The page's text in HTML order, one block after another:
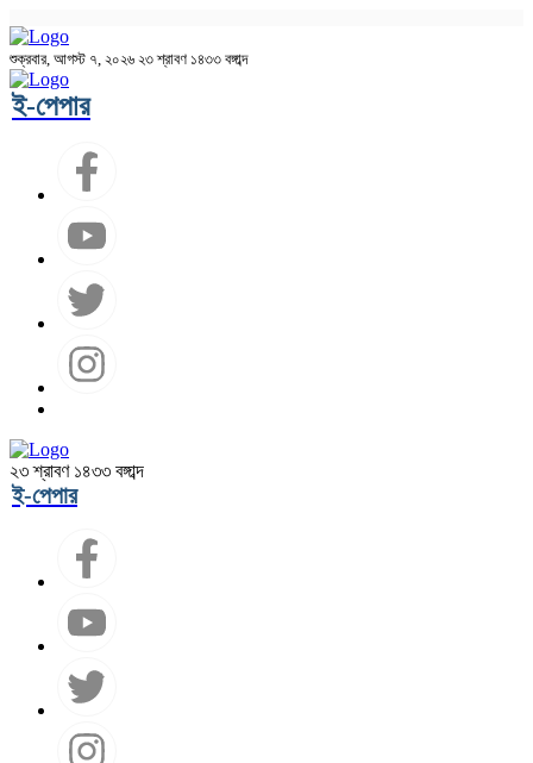
শুক্রবার, আগস্ট ৭, ২০২৬ ২৩ শ্রাবণ ১৪৩৩ বঙ্গাব্দ
ই-পেপার
২৩ শ্রাবণ ১৪৩৩ বঙ্গাব্দ
ই-পেপার